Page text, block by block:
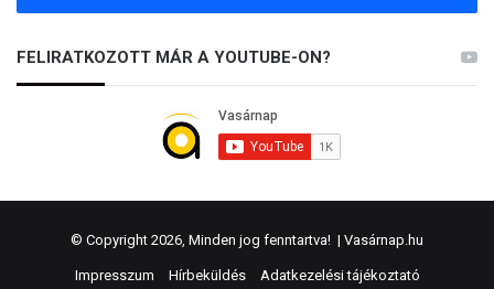
FELIRATKOZOTT MÁR A YOUTUBE-ON?
© Copyright 2026, Minden jog fenntartva! | Vasárnap.hu
Impresszum Hírbeküldés Adatkezelési tájékoztató